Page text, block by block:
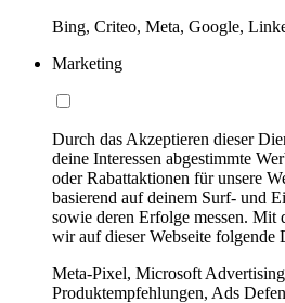
Bing, Criteo, Meta, Google,
Marketing
Durch das Akzeptieren dieser
deine Interessen abgestimmte
oder Rabattaktionen für unsere
basierend auf deinem Surf- und
sowie deren Erfolge messen. Mit
wir auf dieser Webseite folgende
Meta-Pixel, Microsoft
Produktempfehlungen, Ads